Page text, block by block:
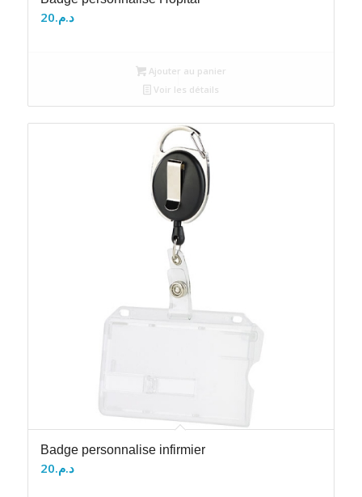
د.م.20
Ajouter au panier
Voir les détails
Badge personnalise infirmier
د.م.20